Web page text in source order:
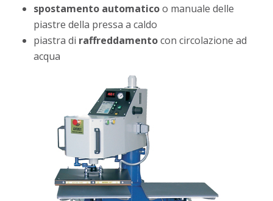
spostamento automaticoo manuale delle
piastre della pressa a caldo
piastra di raffreddamentocon circolazione ad
acqua